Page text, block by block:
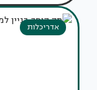
אדריכלות